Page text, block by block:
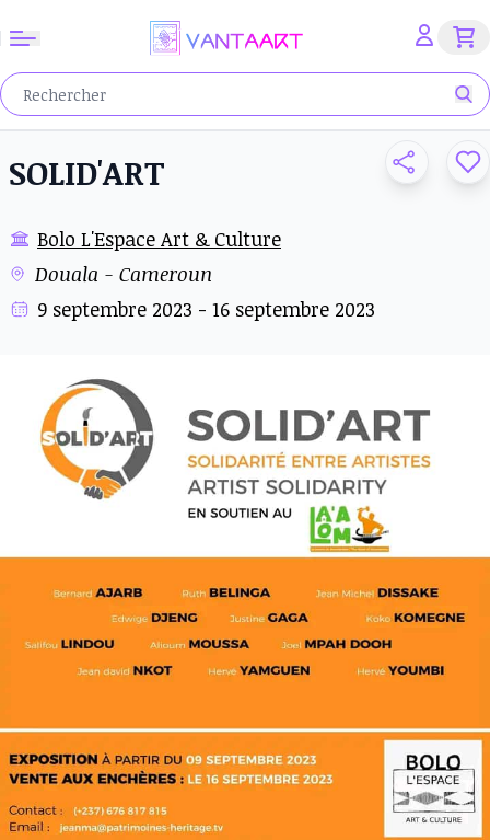
SOLID'ART
Bolo L'Espace Art & Culture
Douala - Cameroun
9 septembre 2023 - 16 septembre 2023